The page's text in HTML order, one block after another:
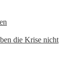
die Krise nicht